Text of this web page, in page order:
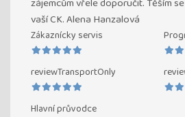
zájemcům vřele doporučit. Těším
vaší CK. Alena Hanzalová
Zákaznícky servis
reviewTransportOnly
Hlavní průvodce